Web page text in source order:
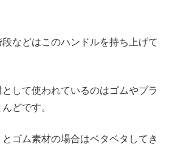
などはこのハンドルを持ち上げて
して使われているのはゴムやプラ
どです。
ゴム素材の場合はベタベタしてき